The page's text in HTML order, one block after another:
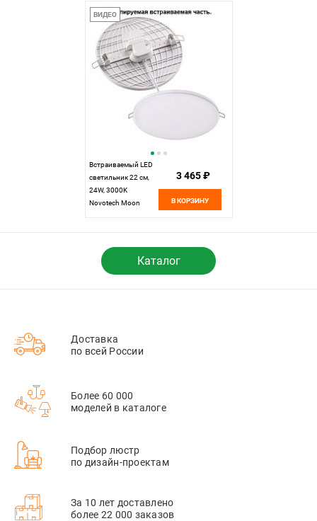
ВИДЕО
Встраиваемый LED
светильник 22 см,
24W, 3000K
Novotech Moon
3 465 ₽
В КОРЗИНУ
Каталог
Доставка
по всей России
Более 60 000
моделей в каталоге
Подбор люстр
по дизайн-проектам
За 10 лет доставлено
более 22 000 заказов